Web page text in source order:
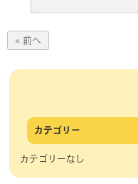
« 前へ
カテゴリー
カテゴリーなし